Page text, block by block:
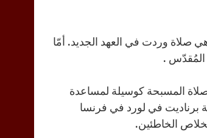
المؤلّفة من صلاة الأبانا (متى ٦: ٩) والسلام عليك (لوقا ١: ٢٦ -٣٨) ، هي صلاة وردت في العهد الجديد. أمّا
المُقدّس .
بصلاة المسبحة كوسيلة لمساعدة
برناديت في لورد في فرنسا
الخاطئين.